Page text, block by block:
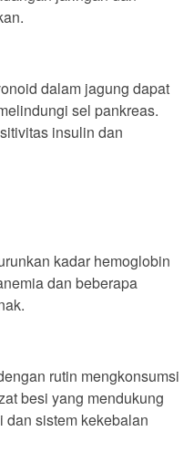
dalam jagung dapat
sel pankreas.
insulin dan
kadar hemoglobin
dan beberapa
rutin mengkonsumsi
besi yang mendukung
dan sistem kekebalan